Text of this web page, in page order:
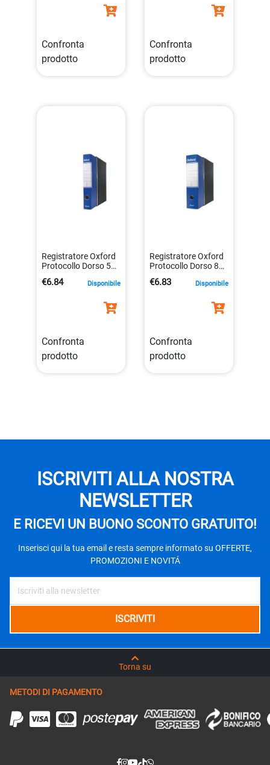
Confronta
prodotto
Confronta
prodotto
Registratore Oxford
Protocollo Dorso 5
390784050
€6.84 Disponibile
Confronta
prodotto
Registratore Oxford
Protocollo Dorso 8
390785050
€6.83 Disponibile
Confronta
prodotto
ISCRIVITI ALLA NOSTRA
NEWSLETTER
E RICEVI UN BUONO SCONTO GRATUITO!
Inserisci qui la tua email e resta sempre informato su OFFERTE,
PROMOZIONI E NOVITÁ
Torna su
METODI DI PAGAMENTO